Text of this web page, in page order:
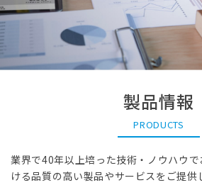
製品情報
PRODUCTS
業界で40年以上培った技術・ノウハウ
ける品質の高い製品やサービスをご提供